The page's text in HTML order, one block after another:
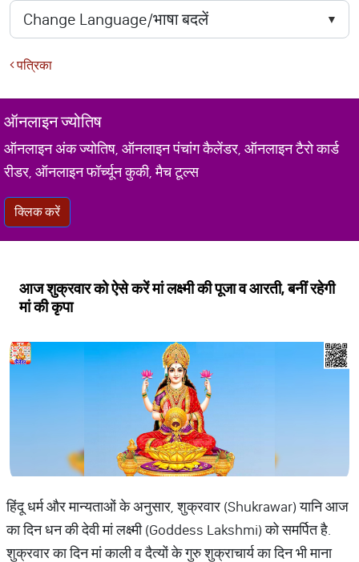
पत्रिका
ऑनलाइन ज्योतिष
ऑनलाइन अंक ज्योतिष, ऑनलाइन पंचांग कैलेंडर, ऑनलाइन टैरो कार्ड
रीडर, ऑनलाइन फॉर्च्यून कुकी, मैच टूल्स
क्लिक करें
आज शुक्रवार को ऐसे करें मां लक्ष्मी की पूजा व आरती, बनीं रहेगी
मां की कृपा
हिंदू धर्म और मान्यताओं के अनुसार, शुक्रवार (Shukrawar) यानि आज
का दिन धन की देवी मां लक्ष्मी (Goddess Lakshmi) को समर्पित है.
शुक्रवार का दिन मां काली व दैत्यों के गुरु शुक्राचार्य का दिन भी माना